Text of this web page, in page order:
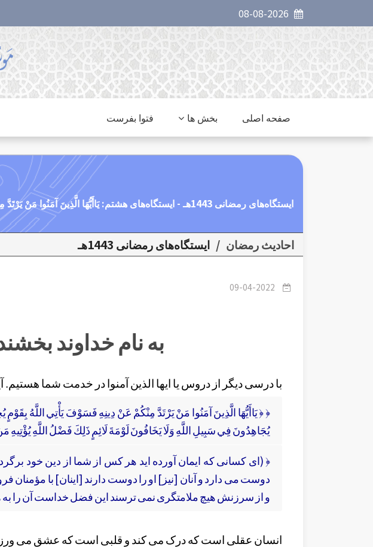
صفحه اصلی بخش ها فتوا بفرست
ایستگاه‌های رمضانی 1443هـ - ایستگاه‌های هشتم: يَاأَيُّهَا الَّذِينَ آمَنُوا مَنْ يَرْتَدَّ مِنْكُمْ عَنْ دِينِهِ
احاديث رمضان / ایستگاه‌های رمضانی 1443هـ
09-04-2022
به نام خداوند
با درسی دیگر از دروس یا ایها الذین آمنوا در خدمت شما هستیم.
﴿ ﴿ يَاأَيُّهَا الَّذِينَ آمَنُوا مَنْ يَرْتَدَّ مِنْكُمْ عَنْ دِينِهِ فَسَوْفَ يَأْتِي اللَّهُ
يُجَاهِدُونَ فِي سَبِيلِ اللَّهِ وَلَا يَخَافُونَ لَوْمَةَ لَائِمٍ ذَلِكَ فَضْلُ اللَّهِ يُؤْتِيهِ مَنْ
﴿ (اى كسانى كه ايمان آورده‏ ايد هر كس از شما از دين خود
دوست مى دارد و آنان [نيز] او را دوست دارند [اينان] با مؤمنان
و از سرزنش هيچ ملامتگرى نمى‏ ترسند اين فضل خداست آن را
انسان عقلی است که درک می کند و قلبی است که عشق می